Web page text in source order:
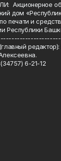
Акционерное
дом
печати и
Республики
6-21-12